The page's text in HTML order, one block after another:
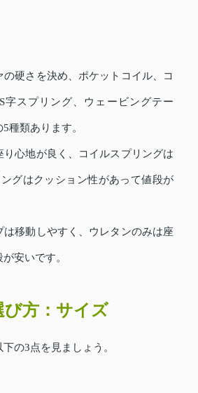
の硬さを決め、ポケットコイル、コ
字スプリング、ウェービングテー
種類あります。
り心地が良く、コイルスプリングは
グはクッション性があって値段が
は移動しやすく、ウレタンのみは座
安いです。
び方：サイズ
の3点を見ましょう。